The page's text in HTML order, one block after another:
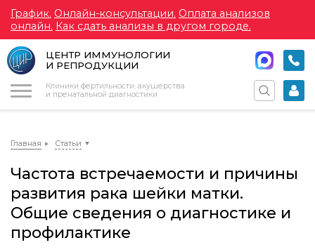
График. Онлайн-консультации. Оплата анализов
онлайн. Как сдать анализы в другом городе.
ЦЕНТР ИММУНОЛОГИИ
И РЕПРОДУКЦИИ
Клиники фертильности, акушерства
и пренатальной диагностики
Главная Статьи
Частота встречаемости и причины
развития рака шейки матки.
Общие сведения о диагностике и
профилактике